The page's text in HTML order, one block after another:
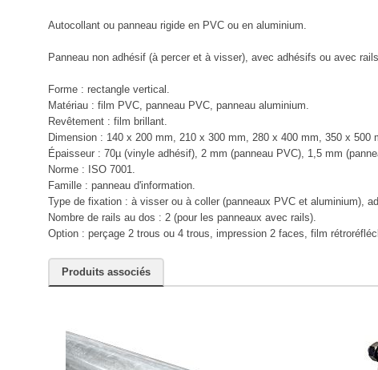
Autocollant ou panneau rigide en PVC ou en aluminium.
Panneau non adhésif (à percer et à visser), avec adhésifs ou avec
Forme : rectangle vertical.
Matériau : film PVC, panneau PVC, panneau aluminium.
Revêtement : film brillant.
Dimension : 140 x 200 mm, 210 x 300 mm, 280 x 400 mm, 350 x 500
Épaisseur : 70µ (vinyle adhésif), 2 mm (panneau PVC), 1,5 mm
Norme : ISO 7001.
Famille : panneau d'information.
Type de fixation : à visser ou à coller (panneaux PVC et aluminium),
Nombre de rails au dos : 2 (pour les panneaux avec rails).
Option : perçage 2 trous ou 4 trous, impression 2 faces, film
Produits associés